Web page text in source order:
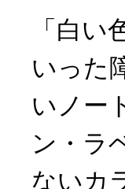
「白
いった
いノー
ン・ラ
ないカ